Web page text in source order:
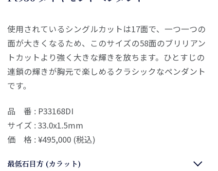
使用されているシングルカットは17面で、一つ一つの
面が大きくなるため、このサイズの58面のブリリアン
トカットより強く大きな輝きを放ちます。ひとすじの
連鎖の輝きが胸元で楽しめるクラシックなペンダント
です。
品 番 : P33168DI
サイズ : 33.0x1.5mm
価 格 : ¥495,000 (税込)
最低石目方 (カラット)